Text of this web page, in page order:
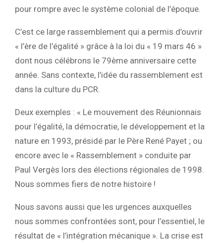
pour rompre avec le système colonial de l’époque.
C’est ce large rassemblement qui a permis d’ouvrir
« l’ère de l’égalité » grâce à la loi du « 19 mars 46 »
dont nous célébrons le 79ème anniversaire cette
année. Sans contexte, l’idée du rassemblement est
dans la culture du PCR.
Deux exemples : « Le mouvement des Réunionnais
pour l’égalité, la démocratie, le développement et la
nature en 1993, présidé par le Père René Payet ; ou
encore avec le « Rassemblement » conduite par
Paul Vergès lors des élections régionales de 1998.
Nous sommes fiers de notre histoire !
Nous savons aussi que les urgences auxquelles
nous sommes confrontées sont, pour l’essentiel, le
résultat de « l’intégration mécanique ». La crise est